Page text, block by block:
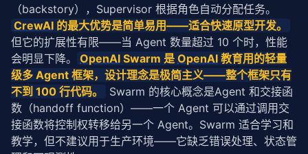
（backstory），Supervisor 根据角色自动分配任务。
CrewAI 的最大优势是简单易用——适合快速原型开发。
但它的扩展性有限——当 Agent 数量超过 10 个时，性能
会明显下降。
OpenAI Swarm 是 OpenAI 教育用的轻量
级多 Agent 框架，设计理念是极简主义——整个框架只有
不到 100 行代码。
Swarm 的核心概念是Agent 和交接函
数（handoff function）——一个 Agent 可以通过调用交
接函数将控制权转移给另一个 Agent。Swarm 适合学习和
教学，但不建议用于生产环境——它缺乏错误处理、状态管